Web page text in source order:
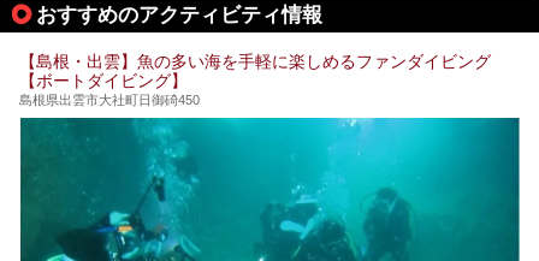
今回はそんな今話題のサウナが楽しめる、島根県内にあるオ
ススメ温泉・銭湯・スパを10件まとめてご紹介します。
おすすめのアクティビティ情報
【島根・出雲】魚の多い海を手軽に楽しめるファンダイビング
【ボートダイビング】
島根県出雲市大社町日御碕450